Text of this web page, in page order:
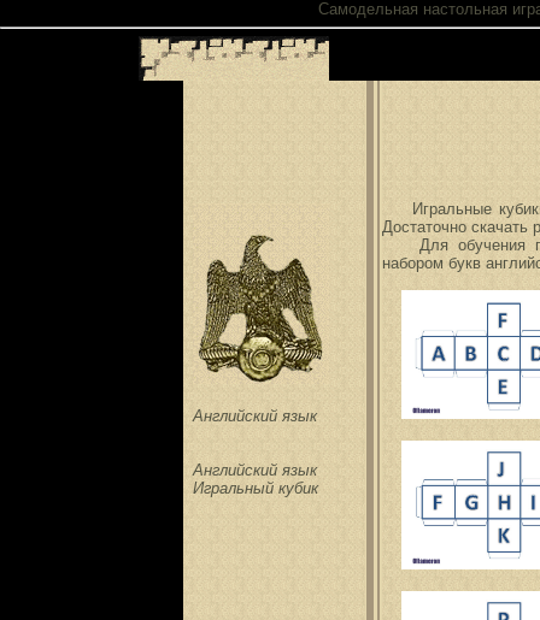
Самодельная настольная
Английский язык
Английский язык
Игральный кубик
Игральные
Достаточно скачать
Для обучения
набором букв